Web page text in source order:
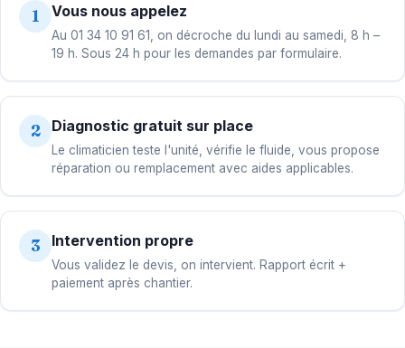
1 Vous nous appelez
Au 01 34 10 91 61, on décroche du lundi au samedi, 8 h –
19 h. Sous 24 h pour les demandes par formulaire.
2 Diagnostic gratuit sur place
Le climaticien teste l'unité, vérifie le fluide, vous propose
réparation ou remplacement avec aides applicables.
3 Intervention propre
Vous validez le devis, on intervient. Rapport écrit +
paiement après chantier.